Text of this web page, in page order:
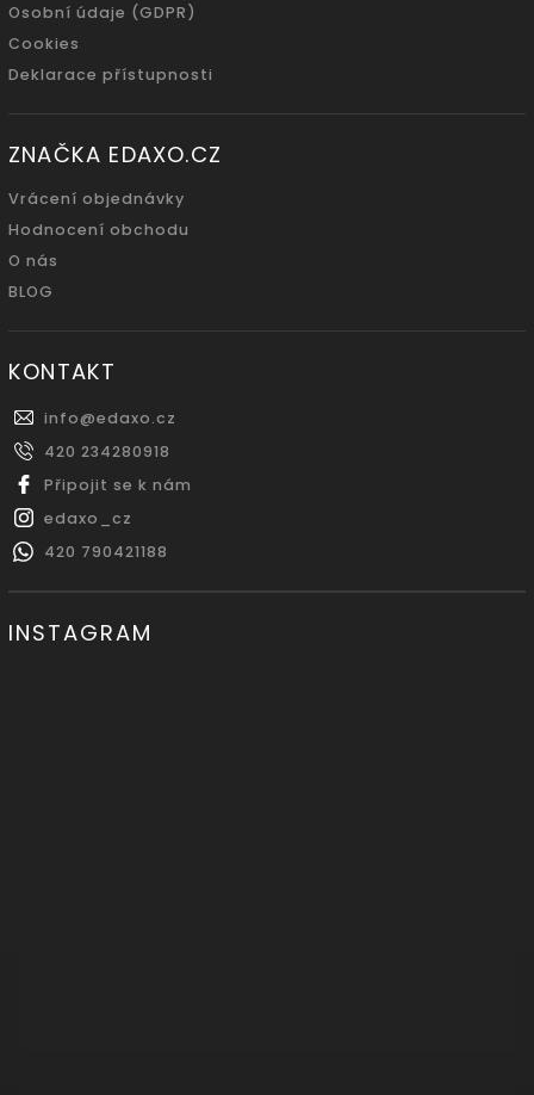
Osobní údaje (GDPR)
Cookies
Deklarace přístupnosti
ZNAČKA EDAXO.CZ
Vrácení objednávky
Hodnocení obchodu
O nás
BLOG
KONTAKT
info@edaxo.cz
420 234280918
Připojit se k nám
edaxo_cz
420 790421188
INSTAGRAM